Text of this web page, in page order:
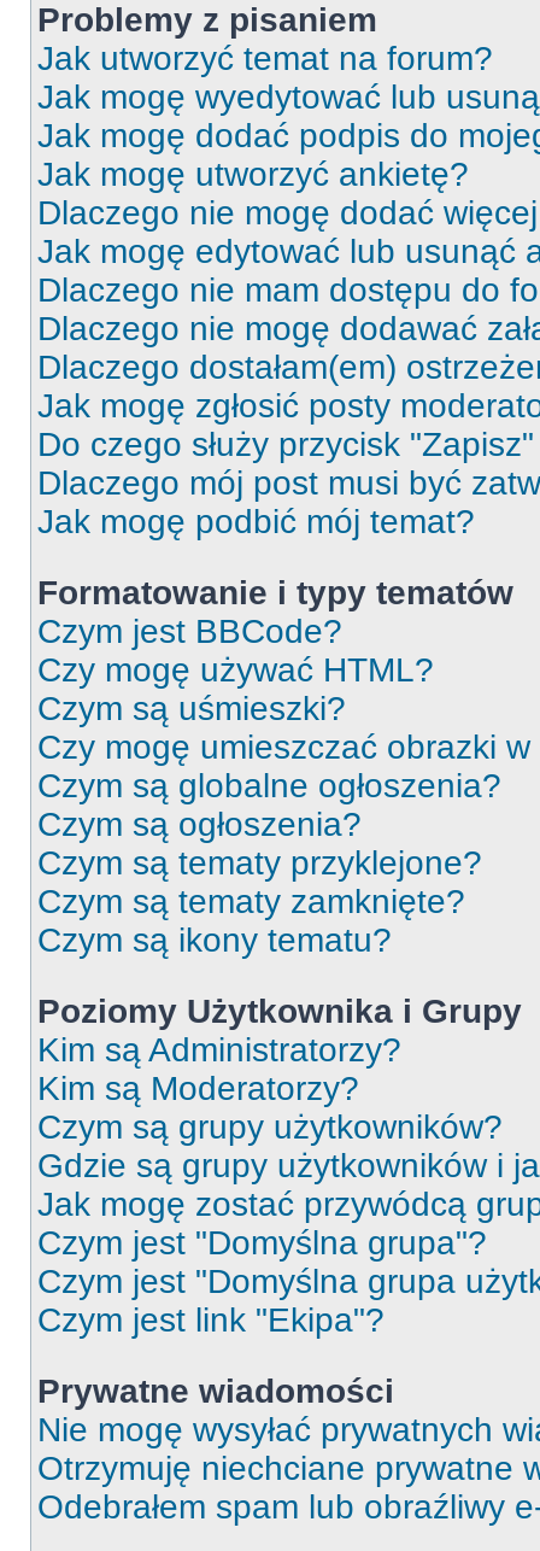
Problemy z pisaniem
Jak utworzyć temat na forum?
Jak mogę wyedytować lub
Jak mogę dodać podpis do
Jak mogę utworzyć ankietę?
Dlaczego nie mogę dodać
Jak mogę edytować lub usunąć
Dlaczego nie mam dostępu do
Dlaczego nie mogę dodawać
Dlaczego dostałam(em)
Jak mogę zgłosić posty
Do czego służy przycisk
Dlaczego mój post musi być
Jak mogę podbić mój temat?
Formatowanie i typy tematów
Czym jest BBCode?
Czy mogę używać HTML?
Czym są uśmieszki?
Czy mogę umieszczać obrazki
Czym są globalne ogłoszenia?
Czym są ogłoszenia?
Czym są tematy przyklejone?
Czym są tematy zamknięte?
Czym są ikony tematu?
Poziomy Użytkownika i Grupy
Kim są Administratorzy?
Kim są Moderatorzy?
Czym są grupy użytkowników?
Gdzie są grupy użytkowników i
Jak mogę zostać przywódcą
Czym jest "Domyślna grupa"?
Czym jest "Domyślna grupa
Czym jest link "Ekipa"?
Prywatne wiadomości
Nie mogę wysyłać prywatnych
Otrzymuję niechciane prywatne
Odebrałem spam lub obraźliwy